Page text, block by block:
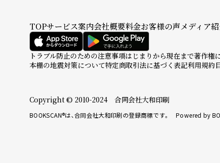
TOPサービス案内会社概要料金お客様の声メディア
トラブル防止のための注意事項はじまりから現在まで著作権
本棚の地震対策について特定商取引法に基づく表記利用規約
Copyright © 2010-2024 合同会社大和印刷
BOOKSCAN®は、合同会社大和印刷の登録商標です。 Powered by